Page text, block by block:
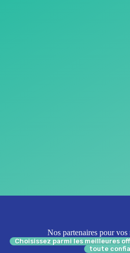
Nos partenaires pour vos
Choisissez parmi les meilleures
toute